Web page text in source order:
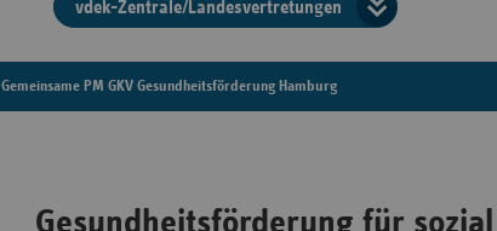
vdek-Zentrale/Landesvertretungen
der
Gemeinsame PM GKV Gesundheitsförderung Hamburg
Gesundheitsförderung für